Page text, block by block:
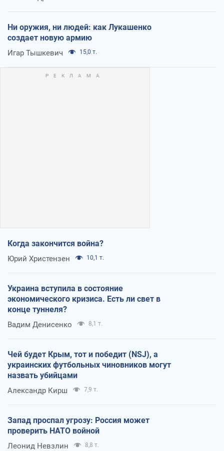
Ни оружия, ни людей: как Лукашенко
создает новую армию
Игар Тышкевич 15,0 т.
Когда закончится война?
Юрий Христензен 10,1 т.
Украина вступила в состояние
экономического кризиса. Есть ли свет в
конце туннеля?
Вадим Денисенко 8,1 т.
Чей будет Крым, тот и победит (NSJ), а
украинских футбольных чиновников могут
назвать убийцами
Александр Кирш 7,9 т.
Запад проспал угрозу: Россия может
проверить НАТО войной
Леонид Невзлин 8,8 т.